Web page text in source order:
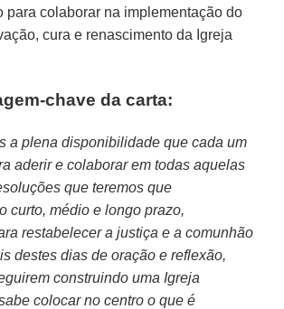
para colaborar na implementação do
cura e renascimento da Igreja
chave da carta:
a plena disponibilidade que cada um
aderir e colaborar em todas aquelas
que teremos que
curto, médio e longo prazo,
restabelecer a justiça e a comunhão
destes dias de oração e reflexão,
construindo uma Igreja
colocar no centro o que é